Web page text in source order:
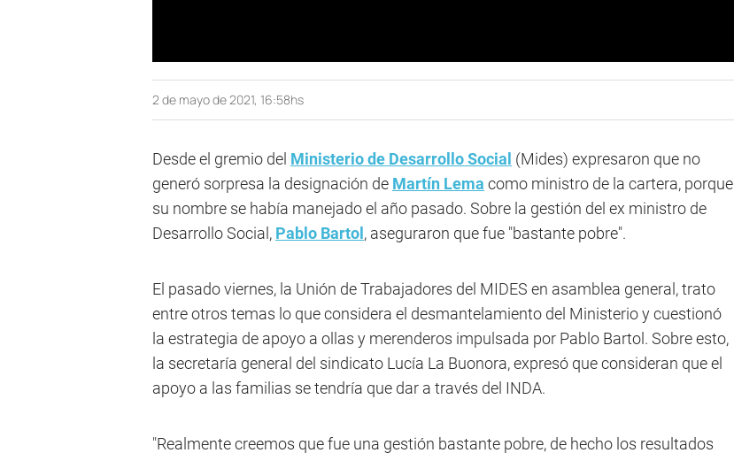
2 de mayo de 2021, 16:58hs
Desde el gremio del Ministerio de Desarrollo Social (Mides) expresaron que no
generó sorpresa la designación de Martín Lema como ministro de la cartera, porque
su nombre se había manejado el año pasado. Sobre la gestión del ex ministro de
Desarrollo Social, Pablo Bartol , aseguraron que fue "bastante pobre".
El pasado viernes, la Unión de Trabajadores del MIDES en asamblea general, trato
entre otros temas lo que considera el desmantelamiento del Ministerio y cuestionó
la estrategia de apoyo a ollas y merenderos impulsada por Pablo Bartol. Sobre esto,
la secretaría general del sindicato Lucía La Buonora, expresó que consideran que el
apoyo a las familias se tendría que dar a través del INDA.
"Realmente creemos que fue una gestión bastante pobre, de hecho los resultados